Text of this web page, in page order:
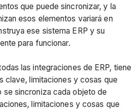
que puede sincronizar, y la
esos elementos variará en
ese sistema ERP y su
para funcionar.
las integraciones de ERP, tiene
clave, limitaciones y cosas que
sincroniza cada objeto de
limitaciones y cosas que